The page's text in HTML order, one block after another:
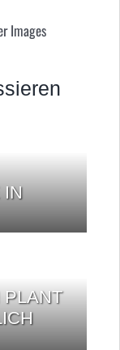
Images
IN